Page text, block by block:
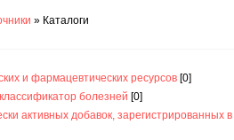
» Каталоги
и фармацевтических ресурсов [0]
болезней [0]
активных добавок, зарегистрированных